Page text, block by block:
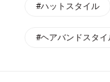
#ハットスタイル
#ヘアバンドスタイ